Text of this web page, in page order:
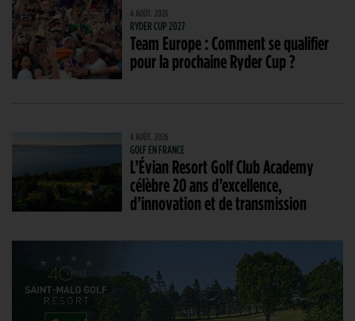
4 AOÛT. 2026
RYDER CUP 2027
Team Europe : Comment se qualifier
pour la prochaine Ryder Cup ?
4 AOÛT. 2026
GOLF EN FRANCE
L’Évian Resort Golf Club Academy
célèbre 20 ans d’excellence,
d’innovation et de transmission